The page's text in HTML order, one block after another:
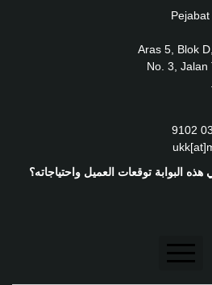
Aras 5, Blok
No. 3, Jalan
البوابة توقعات العميل واحتياجاته؟